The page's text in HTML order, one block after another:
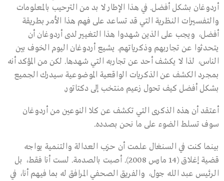
أردوغان بشكل أفضل. في هذا الإطار لا بد من الترحيب بالمعلومات
والتفسيرات النظرية التي قد تساعد على فهم هذا الأمر بطريقة
أفضل، ويجب على الذين شهدوا هذا التغيير لدى أردوغان أن
يتحدثوا عن تجاربهم وذكرياتهم. يشيع أردوغان اليوم الخوف بين
الناس، لذا لا يكشف أحد عن تجاربه التي شهدها. لكن من المؤكد أنه
بمجرد الكشف عن الذكريات الواقعية الموضوعية سيدرك الجميع
بشكل أفضل كيف تحول زعيم منتخب إلى دكتاتور.
أعتقد أن هذه الذكرى التي تكشف عن كلا النوعين من أردوغان
سوف تسلط الضوء على ما نحن بصدده.
بينما كنت في السنغال علمت أن حزب العدالة والتنمية يواجه
قضية إغلاق (14 مارس 2008). أصبت بالصدمة. لست أنا فقط، بل
الرئيس عبد الله جول، والفريق الصحفي المرافق له بما فيهم أنا، في